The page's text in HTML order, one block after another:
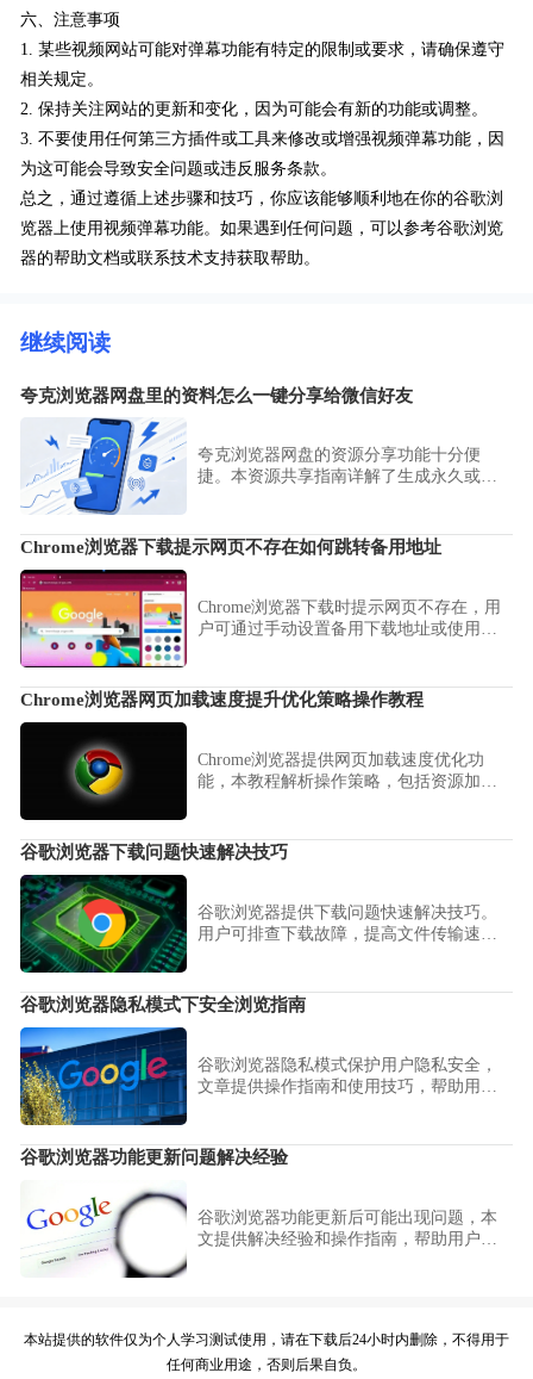
六、注意事项
1. 某些视频网站可能对弹幕功能有特定的限制或要求，请确保遵守
相关规定。
2. 保持关注网站的更新和变化，因为可能会有新的功能或调整。
3. 不要使用任何第三方插件或工具来修改或增强视频弹幕功能，因
为这可能会导致安全问题或违反服务条款。
总之，通过遵循上述步骤和技巧，你应该能够顺利地在你的谷歌浏
览器上使用视频弹幕功能。如果遇到任何问题，可以参考谷歌浏览
器的帮助文档或联系技术支持获取帮助。
继续阅读
夸克浏览器网盘里的资料怎么一键分享给微信好友
夸克浏览器网盘的资源分享功能十分便
捷。本资源共享指南详解了生成永久或临
Chrome浏览器下载提示网页不存在如何跳转备用地址
Chrome浏览器下载时提示网页不存在，用
户可通过手动设置备用下载地址或使用镜
Chrome浏览器网页加载速度提升优化策略操作教程
Chrome浏览器提供网页加载速度优化功
能，本教程解析操作策略，包括资源加载
谷歌浏览器下载问题快速解决技巧
谷歌浏览器提供下载问题快速解决技巧。
用户可排查下载故障，提高文件传输速度
谷歌浏览器隐私模式下安全浏览指南
谷歌浏览器隐私模式保护用户隐私安全，
文章提供操作指南和使用技巧，帮助用户
谷歌浏览器功能更新问题解决经验
谷歌浏览器功能更新后可能出现问题，本
文提供解决经验和操作指南，帮助用户快
本站提供的软件仅为个人学习测试使用，请在下载后24小时内删除，不得用于
任何商业用途，否则后果自负。